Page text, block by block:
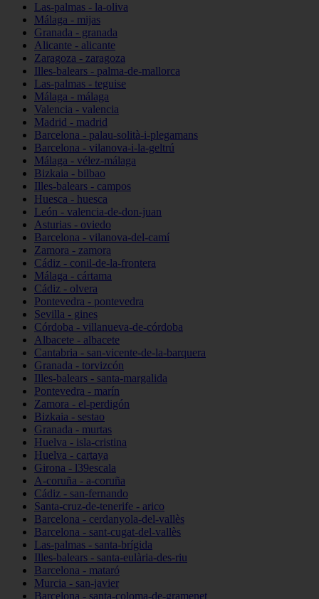
Las-palmas - la-oliva
Málaga - mijas
Granada - granada
Alicante - alicante
Zaragoza - zaragoza
Illes-balears - palma-de-mallorca
Las-palmas - teguise
Málaga - málaga
Valencia - valencia
Madrid - madrid
Barcelona - palau-solità-i-plegamans
Barcelona - vilanova-i-la-geltrú
Málaga - vélez-málaga
Bizkaia - bilbao
Illes-balears - campos
Huesca - huesca
León - valencia-de-don-juan
Asturias - oviedo
Barcelona - vilanova-del-camí
Zamora - zamora
Cádiz - conil-de-la-frontera
Málaga - cártama
Cádiz - olvera
Pontevedra - pontevedra
Sevilla - gines
Córdoba - villanueva-de-córdoba
Albacete - albacete
Cantabria - san-vicente-de-la-barquera
Granada - torvizcón
Illes-balears - santa-margalida
Pontevedra - marín
Zamora - el-perdigón
Bizkaia - sestao
Granada - murtas
Huelva - isla-cristina
Huelva - cartaya
Girona - l39escala
A-coruña - a-coruña
Cádiz - san-fernando
Santa-cruz-de-tenerife - arico
Barcelona - cerdanyola-del-vallès
Barcelona - sant-cugat-del-vallès
Las-palmas - santa-brígida
Illes-balears - santa-eulària-des-riu
Barcelona - mataró
Murcia - san-javier
Barcelona - santa-coloma-de-gramenet